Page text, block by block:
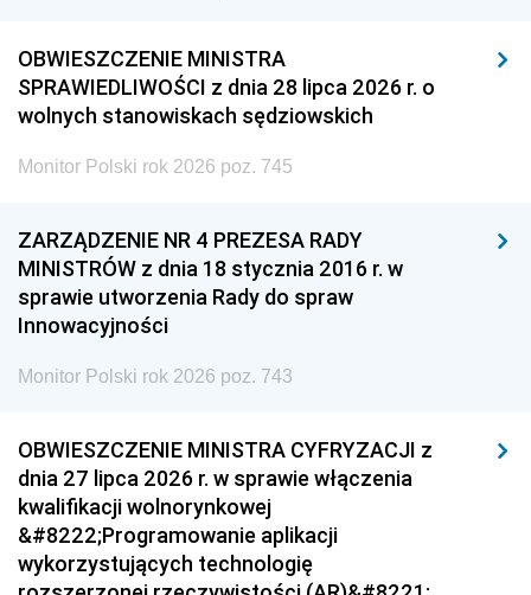
OBWIESZCZENIE MINISTRA
SPRAWIEDLIWOŚCI z dnia 28 lipca 2026 r. o
wolnych stanowiskach sędziowskich
Monitor Polski rok 2026 poz. 745
ZARZĄDZENIE NR 4 PREZESA RADY
MINISTRÓW z dnia 18 stycznia 2016 r. w
sprawie utworzenia Rady do spraw
Innowacyjności
Monitor Polski rok 2026 poz. 743
OBWIESZCZENIE MINISTRA CYFRYZACJI z
dnia 27 lipca 2026 r. w sprawie włączenia
kwalifikacji wolnorynkowej
&#8222;Programowanie aplikacji
wykorzystujących technologię